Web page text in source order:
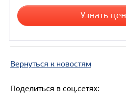
Экологический класс
Грузоподъемность, кг
Вместимость кузова, м3
Вернуться к новостям
Поделиться в соц.сетях: